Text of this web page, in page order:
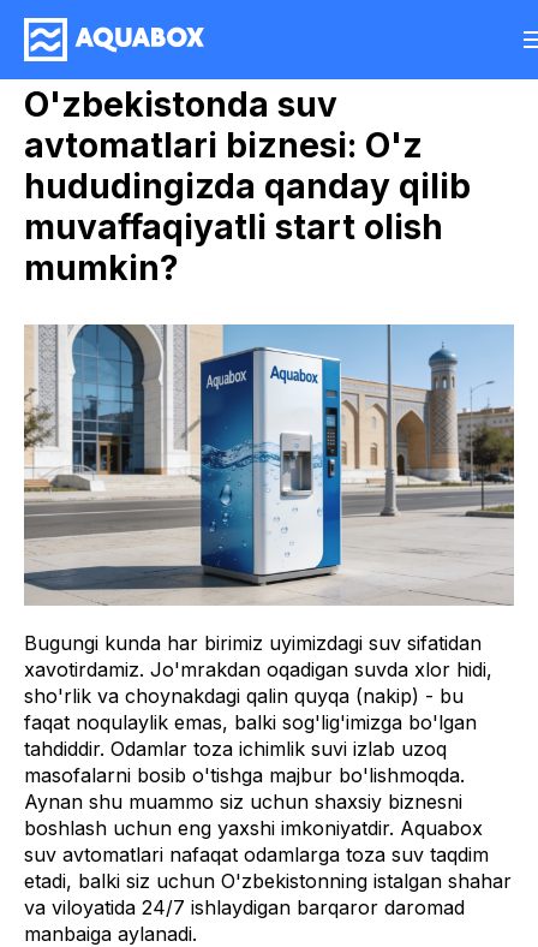
O'zbekistonda suv
avtomatlari biznesi: O'z
hududingizda qanday qilib
muvaffaqiyatli start olish
mumkin?
Bugungi kunda har birimiz uyimizdagi suv sifatidan
xavotirdamiz. Jo'mrakdan oqadigan suvda xlor hidi,
sho'rlik va choynakdagi qalin quyqa (nakip) - bu
faqat noqulaylik emas, balki sog'lig'imizga bo'lgan
tahdiddir. Odamlar toza ichimlik suvi izlab uzoq
masofalarni bosib o'tishga majbur bo'lishmoqda.
Aynan shu muammo siz uchun shaxsiy biznesni
boshlash uchun eng yaxshi imkoniyatdir. Aquabox
suv avtomatlari nafaqat odamlarga toza suv taqdim
etadi, balki siz uchun O'zbekistonning istalgan shahar
va viloyatida 24/7 ishlaydigan barqaror daromad
manbaiga aylanadi.